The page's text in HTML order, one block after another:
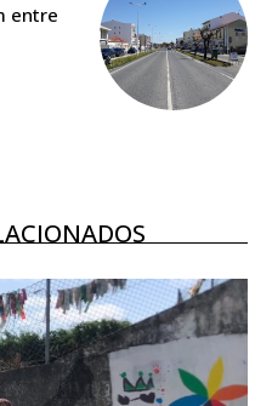
o plano
entre